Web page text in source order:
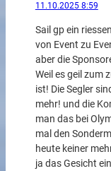
11.10.2025 8:59
Sail gp ein
von Event zu
aber die
Weil es geil zum
ist! Die Segler
mehr! und die
man das bei
mal den
heute keiner
ja das Gesicht